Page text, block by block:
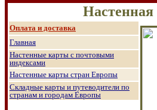
Настенная
Оплата и доставка
Главная
Настенные карты с почтовыми
индексами
Настенные карты стран Европы
Складные карты и путеводители по
странам и городам Европы